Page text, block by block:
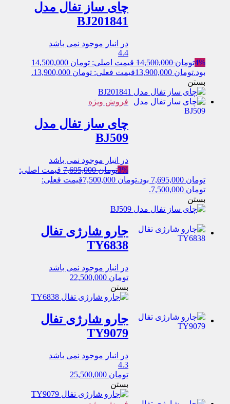
چای ساز تفال مدل
BJ201841
در انبار موجود نمی باشد
4.4
4%تومان14,500,000
قیمت اصلی: تومان 14,500,000
بود.تومان
قیمت فعلی: تومان 13,900,000.
بستن
فروش ویژه
چای ساز تفال مدل
BJ509
در انبار موجود نمی باشد
3%تومان7,695,000
قیمت اصلی:
تومان 7,695,000 بود.
تومان
قیمت فعلی:
تومان 7,500,000.
بستن
جارو شارژی تفال
TY6838
در انبار موجود نمی باشد
تومان
بستن
جارو شارژی تفال
TY9079
در انبار موجود نمی باشد
4.3
تومان
بستن